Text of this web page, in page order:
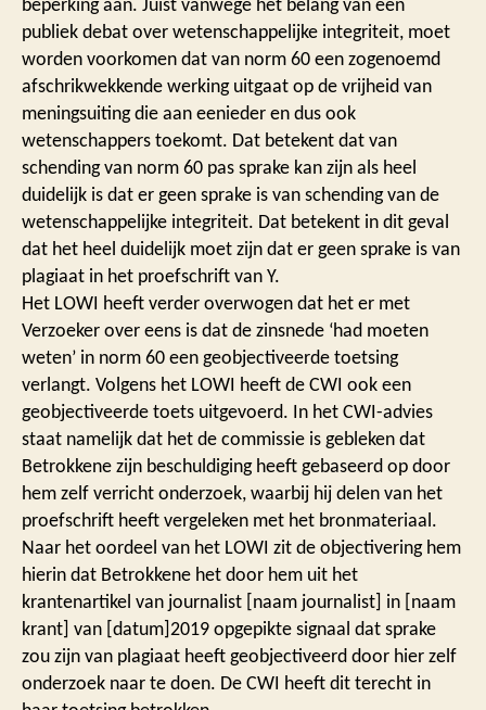
publiek debat over wetenschappelijke integriteit, moet
worden voorkomen dat van norm 60 een zogenoemd
afschrikwekkende werking uitgaat op de vrijheid van
meningsuiting die aan eenieder en dus ook
wetenschappers toekomt. Dat betekent dat van
schending van norm 60 pas sprake kan zijn als heel
duidelijk is dat er geen sprake is van schending van de
wetenschappelijke integriteit. Dat betekent in dit geval
dat het heel duidelijk moet zijn dat er geen sprake is van
plagiaat in het proefschrift van Y.
Het LOWI heeft verder overwogen dat het er met
Verzoeker over eens is dat de zinsnede ‘had moeten
weten’ in norm 60 een geobjectiveerde toetsing
verlangt. Volgens het LOWI heeft de CWI ook een
geobjectiveerde toets uitgevoerd. In het CWI-advies
staat namelijk dat het de commissie is gebleken dat
Betrokkene zijn beschuldiging heeft gebaseerd op door
hem zelf verricht onderzoek, waarbij hij delen van het
proefschrift heeft vergeleken met het bronmateriaal.
Naar het oordeel van het LOWI zit de objectivering hem
hierin dat Betrokkene het door hem uit het
krantenartikel van journalist [naam journalist] in [naam
krant] van [datum]2019 opgepikte signaal dat sprake
zou zijn van plagiaat heeft geobjectiveerd door hier zelf
onderzoek naar te doen. De CWI heeft dit terecht in